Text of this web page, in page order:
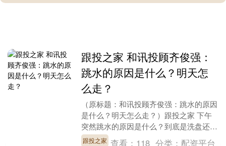
跟投之家 和讯投顾齐俊强：
跳水的原因是什么？明天怎
么走？
（原标题：和讯投顾齐俊强：跳水的原因
是什么？明天怎么走？）跟投之家 下午
突然跳水的原因是什么？到底是洗盘还是
出货，明天的行情怎么走？ 和讯投顾齐
跟投之家 查看： 118 分类： 配资平台